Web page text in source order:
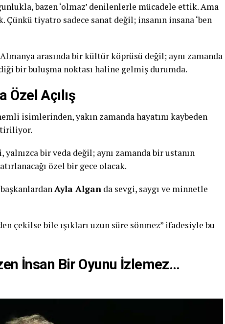
bazen ‘olmaz’ denilenlerle mücadele ettik. Ama
Çünkü tiyatro sadece sanat değil; insanın insana ‘ben
arasında bir kültür köprüsü değil; aynı zamanda
bir buluşma noktası haline gelmiş durumda.
Özel Açılış
isimlerinden, yakın zamanda hayatını kaybeden
yalnızca bir veda değil; aynı zamanda bir ustanın
özel bir gece olacak.
Ayla Algan da sevgi, saygı ve minnetle
çekilse bile ışıkları uzun süre sönmez” ifadesiyle bu
İnsan Bir Oyunu İzlemez…